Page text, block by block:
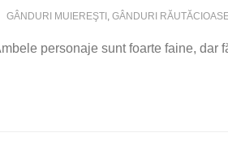
GÂNDURI MUIEREŞTI , GÂNDURI
personaje sunt foarte faine, dar